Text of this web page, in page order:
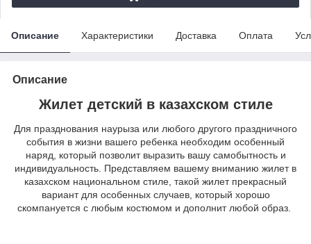
Описание Характеристики Доставка Оплата
Описание
Жилет детский в казахском стиле
Для празднования наурыза или любого другого праздничного
события в жизни вашего ребенка необходим особенный
наряд, который позволит выразить вашу самобытность и
индивидуальность. Представляем вашему вниманию жилет в
казахском национальном стиле, такой жилет прекрасный
вариант для особенных случаев, который хорошо
скомпануется с любым костюмом и дополнит любой образ.